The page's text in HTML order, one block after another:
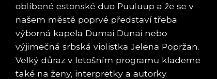
oblíbené estonské duo Puuluup a že se v
našem městě poprvé představí třeba
výborná kapela Dumai Dunai nebo
výjimečná srbská violistka Jelena Popržan.
Velký důraz v letošním programu klademe
také na ženy, interpretky a autorky.